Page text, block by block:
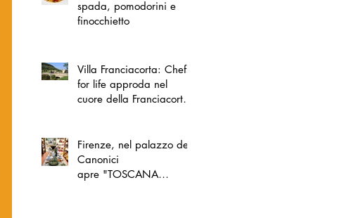
spada, pomodorini e
finocchietto
Villa Franciacorta: Chefs
for life approda nel
cuore della Franciacorta,
Firenze, nel palazzo dei
Canonici
apre "TOSCANA